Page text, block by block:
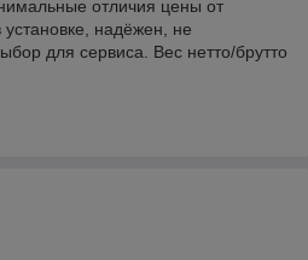
отличия цены от
надёжен, не
для сервиса. Вес нетто/брутто